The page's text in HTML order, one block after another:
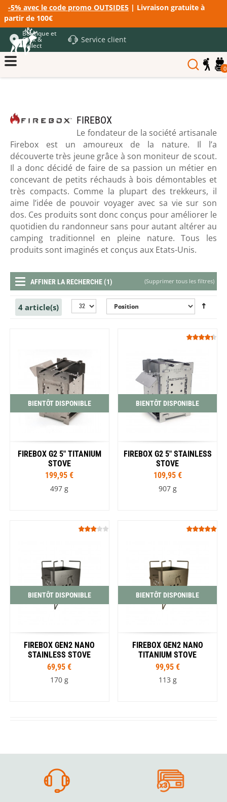
-5% avec le code promo OUTSIDE5 | Livraison gratuite à
partir de 100€
Boutique et
Click &
Collect
Service client
0
FIREBOX
Le fondateur de la société artisanale
Firebox est un amoureux de la nature. Il l’a
découverte très jeune grâce à son moniteur de scout.
Il a donc décidé de faire de sa passion un métier en
concevant de petits réchauds à bois démontables et
très compacts. Comme la plupart des trekkeurs, il
aime l’idée de pouvoir voyager avec sa vie sur son
dos. Ces produits sont donc conçus pour améliorer le
quotidien du randonneur sans pour autant altérer au
camping traditionnel en pleine nature. Tous les
produits sont imaginés et conçus aux Etats-Unis.
(Supprimer tous les filtres)
AFFINER LA RECHERCHE (1)
4 article(s)
BIENTÔT DISPONIBLE
FIREBOX G2 5" TITANIUM
STOVE
199,95 €
497 g
BIENTÔT DISPONIBLE
FIREBOX G2 5" STAINLESS
STOVE
109,95 €
907 g
BIENTÔT DISPONIBLE
FIREBOX GEN2 NANO
STAINLESS STOVE
69,95 €
170 g
BIENTÔT DISPONIBLE
FIREBOX GEN2 NANO
TITANIUM STOVE
99,95 €
113 g